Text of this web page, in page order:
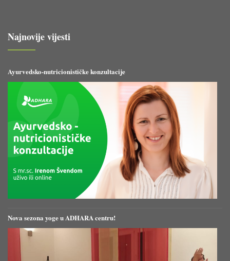
Najnovije vijesti
Ayurvedsko-nutricionističke konzultacije
Nova sezona yoge u ADHARA centru!